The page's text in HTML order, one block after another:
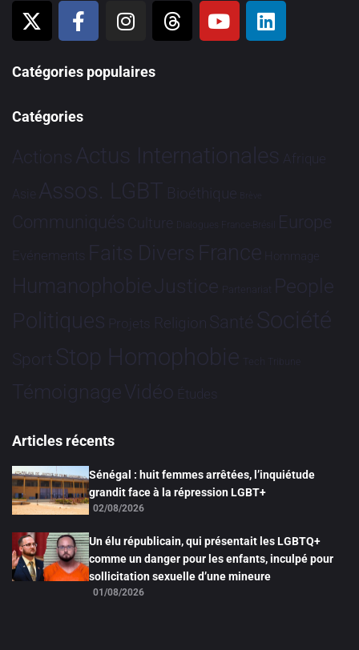
Catégories populaires
Catégories
Actions Actus Internationales Afrique
Asie Assos. LGBT Bioéthique Brève
Communiqués Culture Dialogues France-Brésil Europe
Evénements Faits Divers France Hommage
HumanophobieJustice Partenariat People
Politiques Projets Religion Santé Société
Sport Stop Homophobie Tech Tribune
TémoignageVidéo Études
Articles récents
Sénégal : huit femmes arrêtées, l’inquiétude
grandit face à la répression LGBT+
02/08/2026
Un élu républicain, qui présentait les LGBTQ+
comme un danger pour les enfants, inculpé pour
sollicitation sexuelle d’une mineure
01/08/2026